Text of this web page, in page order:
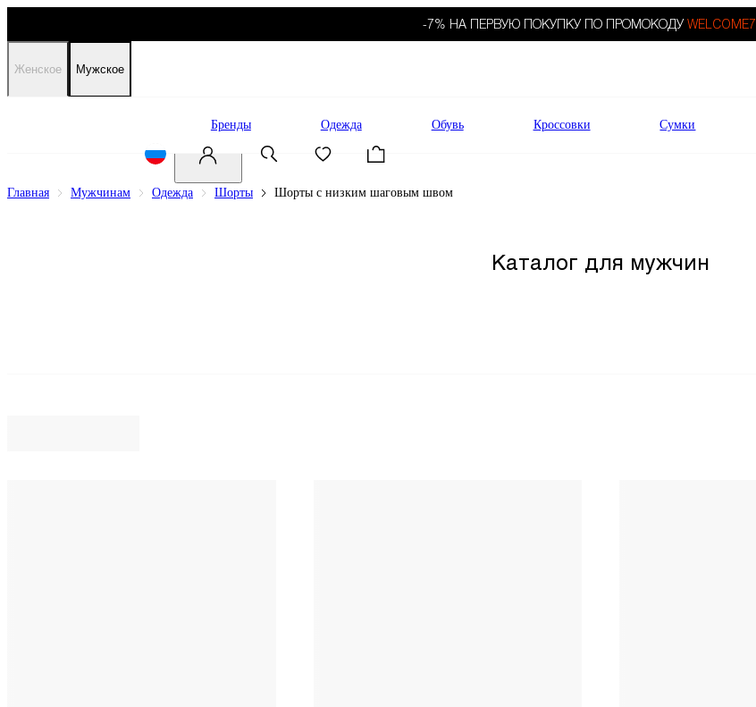
-7% НА ПЕРВУЮ ПОКУПКУ ПО ПРОМОКОДУ WELCOME7.
Женское Мужское
Бренды Одежда Обувь Кроссовки Сумки
Главная Мужчинам Одежда Шорты Шорты с низким шаговым швом
Каталог для мужчин